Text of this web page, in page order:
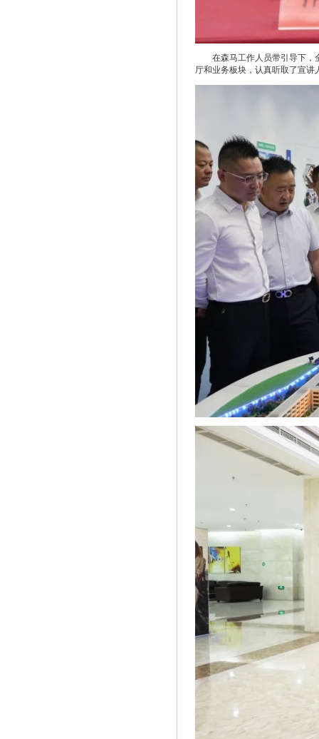
在森马工作人员带引导下，
厅和业务板块，认真听取了宣讲